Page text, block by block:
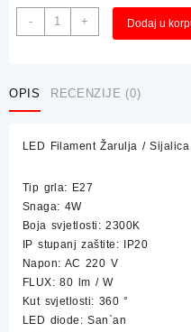
-
LED
Filament
Sijalica
4W
količina
+ Dodaj u
OPIS RECENZIJE (0)
LED Filament Žarulja /
Tip grla: E27
Snaga: 4W
Boja svjetlosti: 2300K
IP stupanj zaštite: IP20
Napon: AC 220 V
FLUX: 80 lm / W
Kut svjetlosti: 360 °
LED diode: San`an